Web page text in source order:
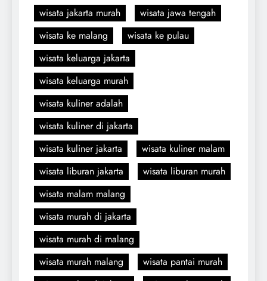
wisata jakarta murah
wisata jawa tengah
wisata ke malang
wisata ke pulau
wisata keluarga jakarta
wisata keluarga murah
wisata kuliner adalah
wisata kuliner di jakarta
wisata kuliner jakarta
wisata kuliner malam
wisata liburan jakarta
wisata liburan murah
wisata malam malang
wisata murah di jakarta
wisata murah di malang
wisata murah malang
wisata pantai murah